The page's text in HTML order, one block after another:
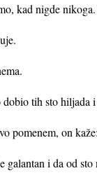
kad nigde
dobio tih sto
pomenem, on
galantan i da od